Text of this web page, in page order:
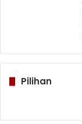
Pilihan